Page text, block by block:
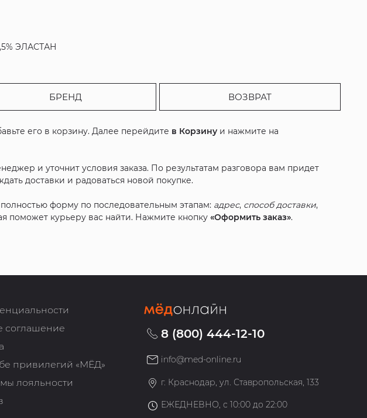
ЭЛАСТАН
БРЕНД ВОЗВРАТ
его в корзину. Далее перейдите в Корзину и нажмите на
и уточнит условия заказа. По результатам разговора вам придет
доставки и радоваться новой покупке.
форму по последовательным этапам: адрес, способ доставки,
поможет курьеру вас найти. Нажмите кнопку«Оформить заказ».
соглашение
привилегий «МЁД»
лояльности
8 (800) 444-12-10
info@med-online.ru
г. Краснодар, ул. Ставропольская, 133
ЕЖЕДНЕВНО, с 10:00 до 22:00